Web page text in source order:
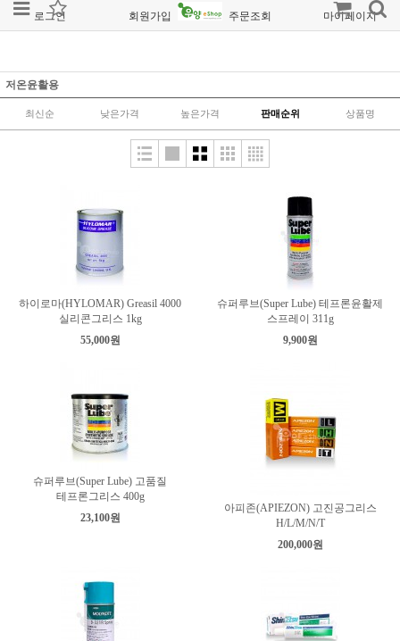
로그인 회원가입 주문조회 마이페이지
저온윤활용
최신순 낮은가격 높은가격 판매순위 상품명
하이로마(HYLOMAR) Greasil 4000
실리콘그리스 1kg
55,000원
슈퍼루브(Super Lube) 테프론윤활제
스프레이 311g
9,900원
슈퍼루브(Super Lube) 고품질
테프론그리스 400g
23,100원
아피존(APIEZON) 고진공그리스
H/L/M/N/T
200,000원